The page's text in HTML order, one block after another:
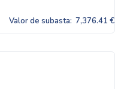
Valor de subasta: 7,376.41 €